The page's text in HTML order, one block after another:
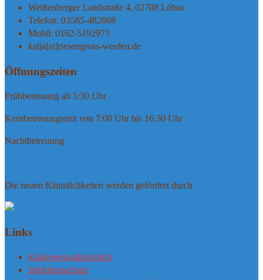
Weißenberger Landstraße 4, 02708 Löbau
Telefon: 03585-482608
Mobil: 0162-5192973
katja[at]riesengross-werden.de
Öffnungszeiten
Frühbetreuung ab 5:30 Uhr
Kernbetreuungszeit von 7:00 Uhr bis 16:30 Uhr
Nachtbetreuung
Die neuen Räumlichkeiten werden gefördert durch
Links
Kindergesundheit-Info
Infektionsschutz